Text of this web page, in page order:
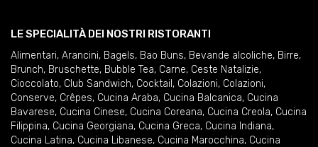
LE SPECIALITÀ DEI NOSTRI RISTORANTI
Alimentari, Arancini, Bagels, Bao Buns, Bevande alcoliche, Birre,
Brunch, Bruschette, Bubble Tea, Carne, Ceste Natalizie,
Cioccolato, Club Sandwich, Cocktail , Colazioni, Colazioni,
Conserve, Crêpes, Cucina Araba, Cucina Balcanica, Cucina
Bavarese, Cucina Cinese, Cucina Coreana, Cucina Creola, Cucina
Filippina, Cucina Georgiana, Cucina Greca, Cucina Indiana,
Cucina Latina, Cucina Libanese, Cucina Marocchina, Cucina